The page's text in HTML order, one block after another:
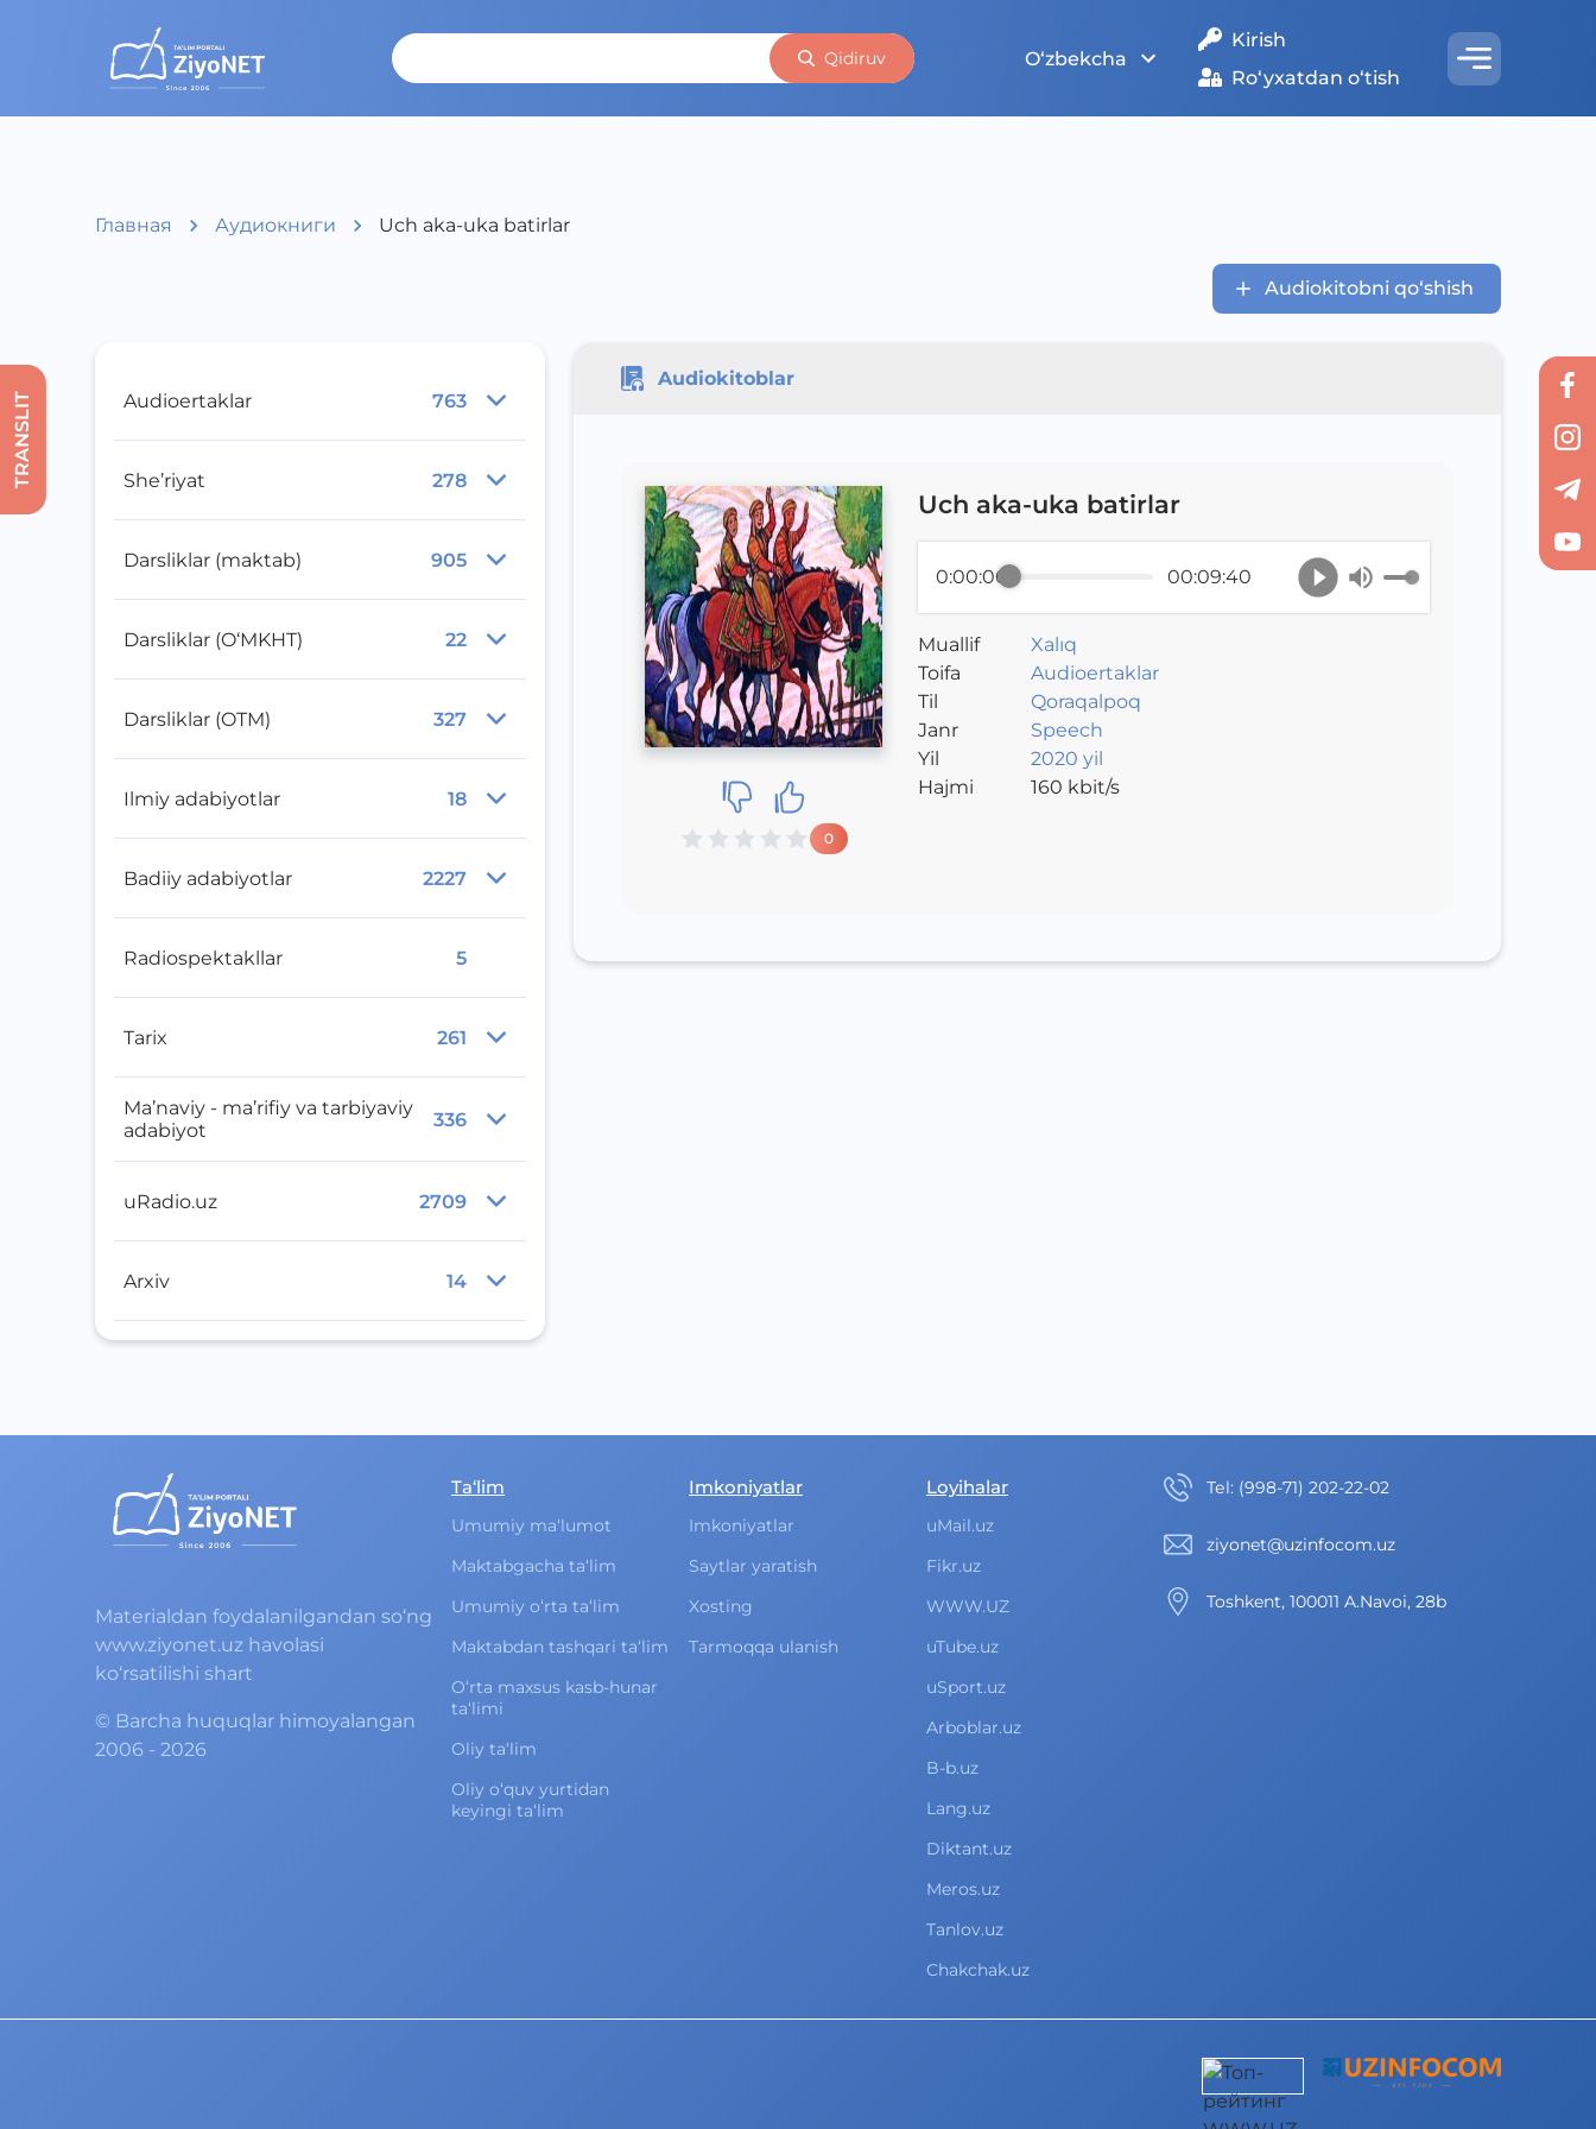
Qidiruv O‘zbekcha
Kirish
Ro‘yxatdan o‘tish
Главная Аудиокниги Uch aka-uka batirlar
Audiokitobni qo‘shish
Audioertaklar 763
She’riyat 278
Darsliklar (maktab) 905
Darsliklar (O‘MKHT) 22
Darsliklar (OTM) 327
Ilmiy adabiyotlar 18
Badiiy adabiyotlar 2227
Radiospektakllar 5
Tarix 261
Ma’naviy - ma’rifiy va tarbiyaviy
adabiyot
336
uRadio.uz 2709
Arxiv 14
Audiokitoblar
0
Uch aka-uka batirlar
0:00:00 00:09:40
Muallif
Xalıq
Toifa
Audioertaklar
Til
Qoraqalpoq
Janr
Speech
Yil
2020 yil
Hajmi
160 kbit/s
TRANSLIT
Materialdan foydalanilgandan so‘ng
www.ziyonet.uz havolasi
ko‘rsatilishi shart
© Barcha huquqlar himoyalangan
2006 - 2026
Ta‘lim
Umumiy ma‘lumot
Maktabgacha ta‘lim
Umumiy o‘rta ta‘lim
Maktabdan tashqari ta‘lim
O‘rta maxsus kasb-hunar
ta‘limi
Oliy ta‘lim
Oliy o‘quv yurtidan
keyingi ta‘lim
Imkoniyatlar
Imkoniyatlar
Saytlar yaratish
Xosting
Tarmoqqa ulanish
Loyihalar
uMail.uz
Fikr.uz
WWW.UZ
uTube.uz
uSport.uz
Arboblar.uz
B-b.uz
Lang.uz
Diktant.uz
Meros.uz
Tanlov.uz
Chakchak.uz
Теl: (998-71) 202-22-02
ziyonet@uzinfocom.uz
Toshkent, 100011 A.Navoi, 28b